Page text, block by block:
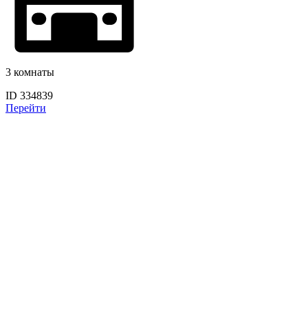
3 комнаты
ID 334839
Перейти